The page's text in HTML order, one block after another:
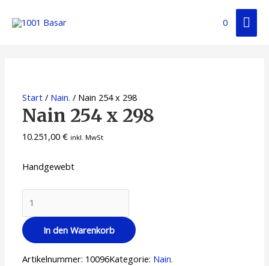
0
Start / Nain. / Nain 254 x 298
Nain 254 x 298
10.251,00€ inkl. MwSt
Handgewebt
In den Warenkorb
Artikelnummer: 10096Kategorie: Nain.